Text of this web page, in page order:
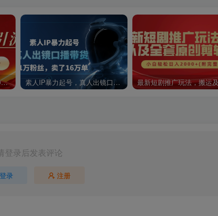
10月最新暴力引流，日引300+精准创业粉 素人IP暴力起号，真人出镜口播带货，1.1万粉丝，卖了16万单
登录后发表评论
登录 注册